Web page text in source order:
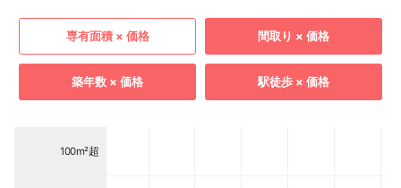
専有面積 × 価格 間取り × 価格
築年数 × 価格 駅徒歩 × 価格
100m²超